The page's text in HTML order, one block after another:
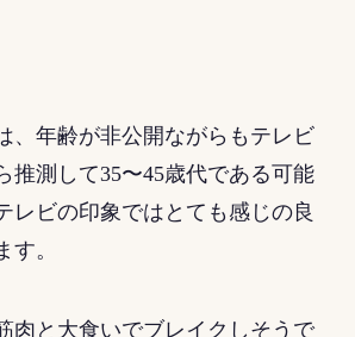
、年齢が非公開ながらもテレビ
推測して35〜45歳代である可能
レビの印象ではとても感じの良
す。
肉と大食いでブレイクしそうで